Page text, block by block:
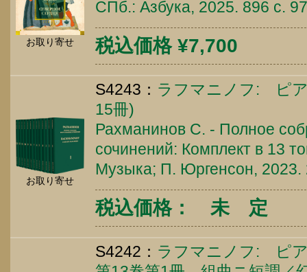
お取り寄せ
СПб.: Азбука, 2025. 896 c.
税込価格 ¥7,700
お取り寄せ
S4243： ラフマニノフ: ピ
15冊)
Рахманинов С. - Полное
сочинений: Комплект в 13
Музыка; П. Юргенсон, 2023.
税込価格： 未 定
S4242： ラフマニノフ: ピ